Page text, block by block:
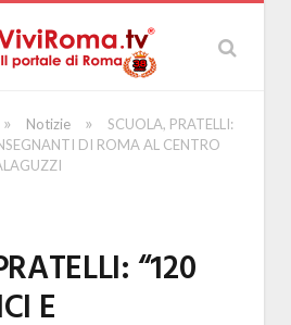
» Notizie »
SCUOLA, PRATELLI:
DI ROMA AL CENTRO
“120
E